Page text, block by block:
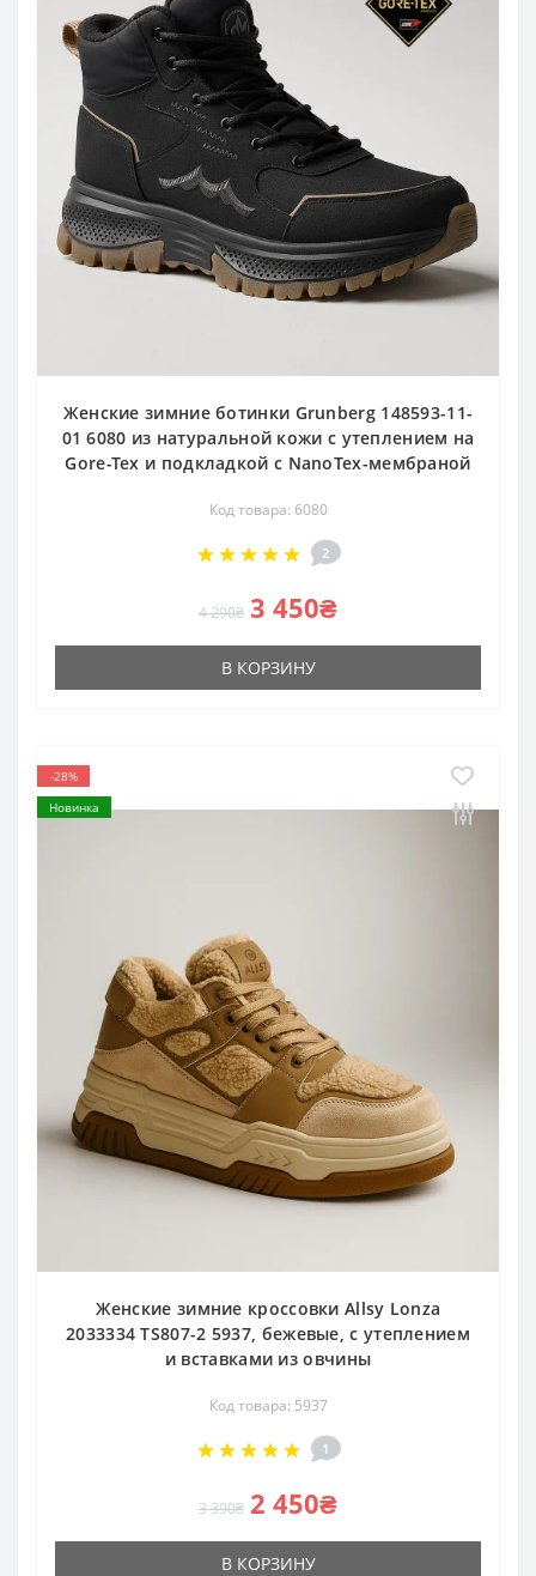
Женские зимние ботинки Grunberg 148593-11-
01 6080 из натуральной кожи с утеплением на
Gore-Tex и подкладкой с NanoTex-мембраной
Код товара: 6080
2
4 290₴ 3 450₴
В КОРЗИНУ
-28%
Новинка
Женские зимние кроссовки Allsy Lonza
2033334 TS807-2 5937, бежевые, с утеплением
и вставками из овчины
Код товара: 5937
1
3 390₴ 2 450₴
В КОРЗИНУ